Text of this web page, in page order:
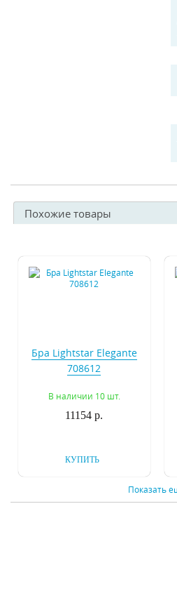
Похожие товары
Бра Lightstar Elegante
708612
В наличии 10 шт.
11154 р.
КУПИТЬ
Показать